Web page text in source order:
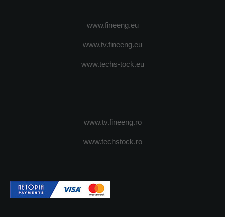
www.fineeng.eu
www.tv.fineeng.eu
www.techs-tock.eu
www.tv.fineeng.ro
www.techstock.ro